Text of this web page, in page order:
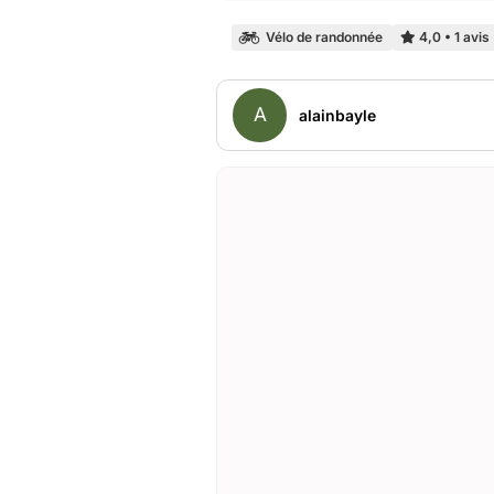
Vélo de randonnée 4,0 • 1 avis
A alainbayle